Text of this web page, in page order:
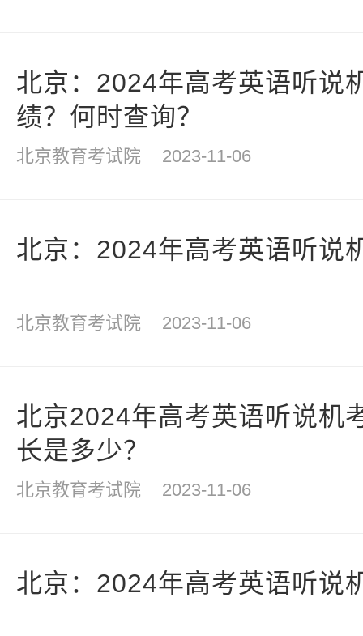
北京：2024年高考英语听说
绩？何时查询？
北京教育考试院 2023-11-06
北京：2024年高考英语听说
北京教育考试院 2023-11-06
北京2024年高考英语听说机
长是多少？
北京教育考试院 2023-11-06
北京：2024年高考英语听说